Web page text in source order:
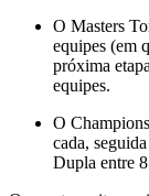
O Masters
equipes (em
próxima
equipes.
O
cada,
Dupla entre